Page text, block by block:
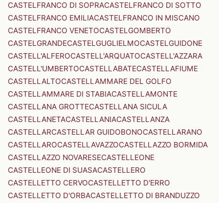
CASTELFRANCO DI SOPRACASTELFRANCO DI SOTTO
CASTELFRANCO EMILIACASTELFRANCO IN MISCANO
CASTELFRANCO VENETOCASTELGOMBERTO
CASTELGRANDECASTELGUGLIELMOCASTELGUIDONE
CASTELL'ALFEROCASTELL'ARQUATOCASTELL'AZZARA
CASTELL'UMBERTOCASTELLABATECASTELLAFIUME
CASTELLALTOCASTELLAMMARE DEL GOLFO
CASTELLAMMARE DI STABIACASTELLAMONTE
CASTELLANA GROTTECASTELLANA SICULA
CASTELLANETACASTELLANIACASTELLANZA
CASTELLARCASTELLAR GUIDOBONOCASTELLARANO
CASTELLAROCASTELLAVAZZOCASTELLAZZO BORMIDA
CASTELLAZZO NOVARESECASTELLEONE
CASTELLEONE DI SUASACASTELLERO
CASTELLETTO CERVOCASTELLETTO D'ERRO
CASTELLETTO D'ORBACASTELLETTO DI BRANDUZZO